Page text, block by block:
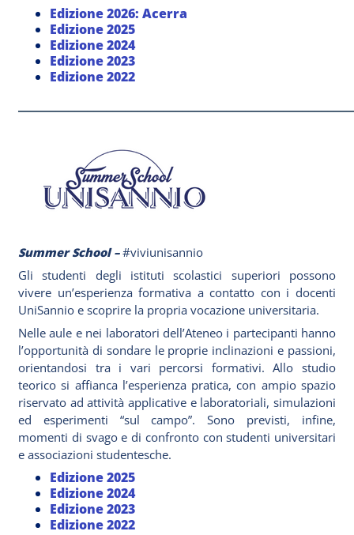
Edizione 2026: Acerra
Edizione 2025
Edizione 2024
Edizione 2023
Edizione 2022
Summer School –#viviunisannio
Gli studenti degli istituti scolastici superiori possono
vivere un’esperienza formativa a contatto con i docenti
UniSannio e scoprire la propria vocazione universitaria.
Nelle aule e nei laboratori dell’Ateneo i partecipanti hanno
l’opportunità di sondare le proprie inclinazioni e passioni,
orientandosi tra i vari percorsi formativi. Allo studio
teorico si affianca l’esperienza pratica, con ampio spazio
riservato ad attività applicative e laboratoriali, simulazioni
ed esperimenti “sul campo”. Sono previsti, infine,
momenti di svago e di confronto con studenti universitari
e associazioni studentesche.
Edizione 2025
Edizione 2024
Edizione 2023
Edizione 2022